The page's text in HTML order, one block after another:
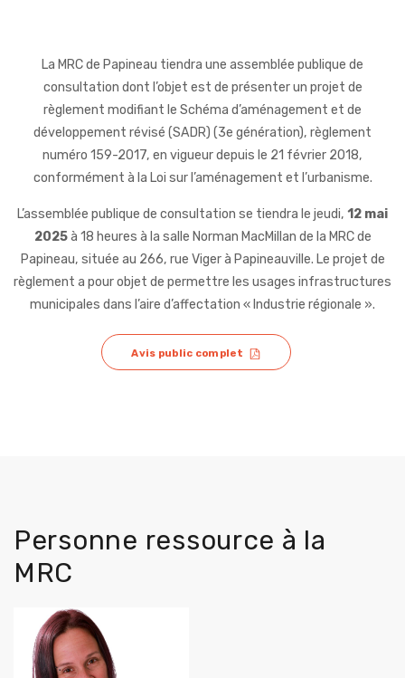
La MRC de Papineau tiendra une assemblée publique de
consultation dont l’objet est de présenter un projet de
règlement modifiant le Schéma d’aménagement et de
développement révisé (SADR) (3e génération), règlement
numéro 159-2017, en vigueur depuis le 21 février 2018,
conformément à la Loi surl’aménagement et l’urbanisme.
L’assemblée publique de consultation se tiendra le jeudi, 12 mai
2025à 18 heures à la salle Norman MacMillan de la MRC de
Papineau, située au 266, rue Viger à Papineauville. Le projet de
règlement a pour objet de permettre les usages infrastructures
municipales dans l’aire d’affectation « Industrie régionale ».
Avis public complet
Personne ressource à la
MRC